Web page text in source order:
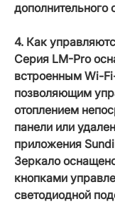
дополнительного
4. Как
Серия LM-Pro
встроенным Wi-
позволяющим
отоплением
панели или
приложения
Зеркало
кнопками
светодиодной